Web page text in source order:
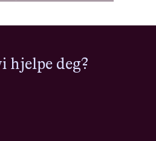
hjelpe deg?